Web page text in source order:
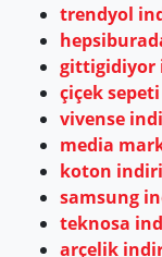
trendyol
gittigidiyor
çiçek
vivense
media
koton
samsung
teknosa
arçelik